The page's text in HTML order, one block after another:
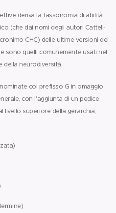
deriva la tassonomia di abilità
(che dai nomi degli autori Cattell-
CHC) delle ultime versioni dei
sono quelli comunemente usati nel
della neurodiversità.
col prefisso G in omaggio
con l'aggiunta di un pedice
livello superiore della gerarchia,